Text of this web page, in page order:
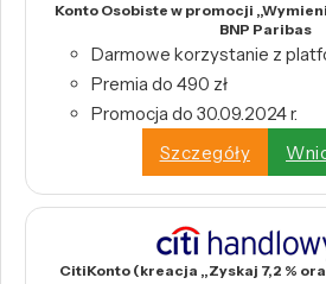
Konto Osobiste w promocji
BNP Paribas
Darmowe korzystanie z
Premia do 490 zł
Promocja do 30.09.2024 r.
Szczegóły
CitiKonto (kreacja „Zyskaj 7,2 %